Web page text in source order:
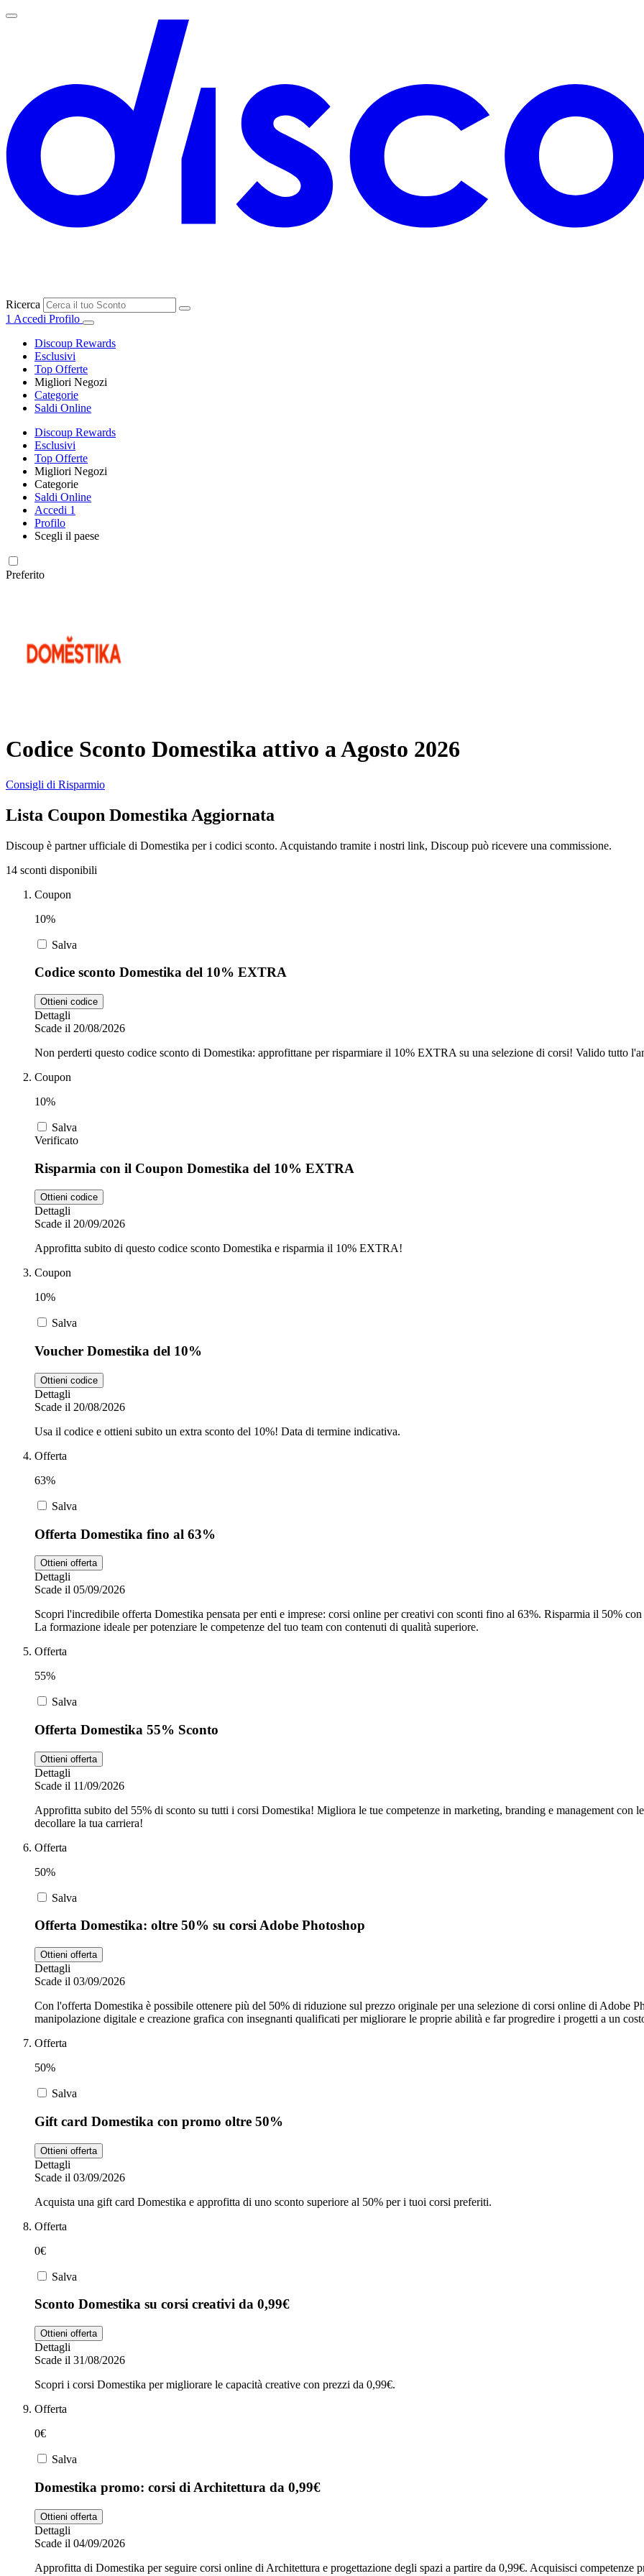
Ricerca
1 Accedi Profilo
Discoup Rewards
Esclusivi
Top Offerte
Migliori Negozi
Categorie
Saldi Online
Discoup Rewards
Esclusivi
Top Offerte
Migliori Negozi
Categorie
Saldi Online
Accedi 1
Profilo
Scegli il paese
Preferito
Codice Sconto Domestika attivo a Agosto 2026
Consigli di Risparmio
Lista Coupon Domestika Aggiornata
Discoup è partner ufficiale di Domestika per i codici sconto. Acquistando tramite i nostri link, Discoup può ricevere una commissione.
14 sconti disponibili
Coupon
10%
Salva
Codice sconto Domestika del 10% EXTRA
Ottieni codice
Dettagli
Scade il 20/08/2026
Non perderti questo codice sconto di Domestika: approfittane per risparmiare il 10% EXTRA su una selezione di corsi! Valido tutto
Coupon
10%
Salva
Verificato
Risparmia con il Coupon Domestika del 10% EXTRA
Ottieni codice
Dettagli
Scade il 20/09/2026
Approfitta subito di questo codice sconto Domestika e risparmia il 10% EXTRA!
Coupon
10%
Salva
Voucher Domestika del 10%
Ottieni codice
Dettagli
Scade il 20/08/2026
Usa il codice e ottieni subito un extra sconto del 10%! Data di termine indicativa.
Offerta
63%
Salva
Offerta Domestika fino al 63%
Ottieni offerta
Dettagli
Scade il 05/09/2026
Scopri l'incredibile offerta Domestika pensata per enti e imprese: corsi online per creativi con sconti fino al 63%. Risparmia il 50%
La formazione ideale per potenziare le competenze del tuo team con contenuti di qualità superiore.
Offerta
55%
Salva
Offerta Domestika 55% Sconto
Ottieni offerta
Dettagli
Scade il 11/09/2026
Approfitta subito del 55% di sconto su tutti i corsi Domestika! Migliora le tue competenze in marketing, branding e management con
decollare la tua carriera!
Offerta
50%
Salva
Offerta Domestika: oltre 50% su corsi Adobe Photoshop
Ottieni offerta
Dettagli
Scade il 03/09/2026
Con l'offerta Domestika è possibile ottenere più del 50% di riduzione sul prezzo originale per una selezione di corsi online di Adobe
manipolazione digitale e creazione grafica con insegnanti qualificati per migliorare le proprie abilità e far progredire i progetti a un
Offerta
50%
Salva
Gift card Domestika con promo oltre 50%
Ottieni offerta
Dettagli
Scade il 03/09/2026
Acquista una gift card Domestika e approfitta di uno sconto superiore al 50% per i tuoi corsi preferiti.
Offerta
0€
Salva
Sconto Domestika su corsi creativi da 0,99€
Ottieni offerta
Dettagli
Scade il 31/08/2026
Scopri i corsi Domestika per migliorare le capacità creative con prezzi da 0,99€.
Offerta
0€
Salva
Domestika promo: corsi di Architettura da 0,99€
Ottieni offerta
Dettagli
Scade il 04/09/2026
Approfitta di Domestika per seguire corsi online di Architettura e progettazione degli spazi a partire da 0,99€. Acquisisci competenze